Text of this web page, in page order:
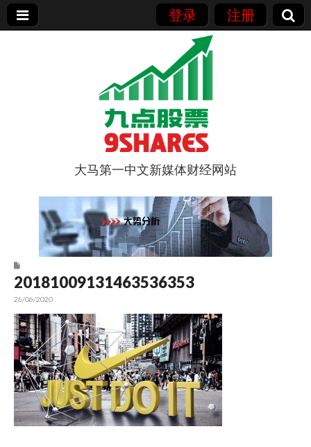
登录 注册
9点股票
大马第一中文新媒体财经网站
20181009131463536353
26/06/2020